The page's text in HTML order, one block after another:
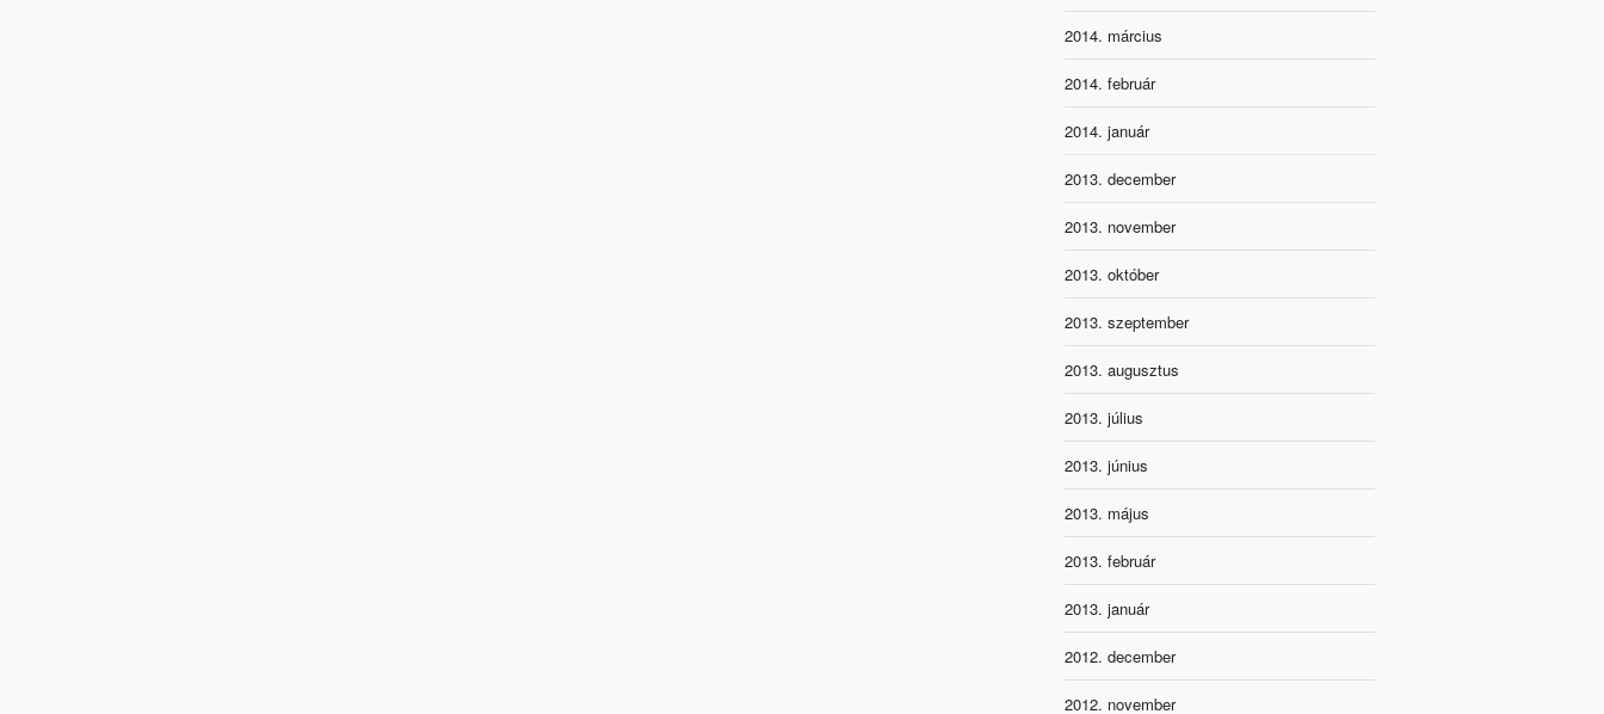
2014. március
2014. február
2014. január
2013. december
2013. november
2013. október
2013. szeptember
2013. augusztus
2013. július
2013. június
2013. május
2013. február
2013. január
2012. december
2012. november